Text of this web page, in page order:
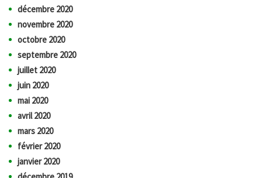
décembre 2020
novembre 2020
octobre 2020
septembre 2020
juillet 2020
juin 2020
mai 2020
avril 2020
mars 2020
février 2020
janvier 2020